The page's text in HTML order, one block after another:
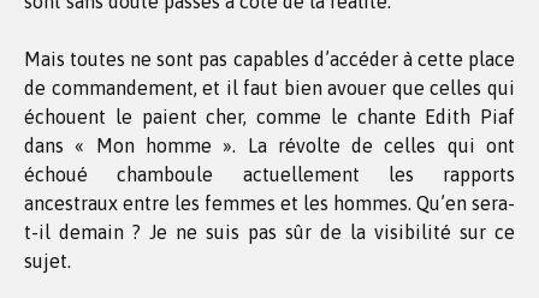
Mais toutes ne sont pas capables d’accéder à cette place
de commandement, et il faut bien avouer que celles qui
échouent le paient cher, comme le chante Edith Piaf
dans « Mon homme ». La révolte de celles qui ont
échoué chamboule actuellement les rapports
ancestraux entre les femmes et les hommes. Qu’en sera-
t-il demain ? Je ne suis pas sûr de la visibilité sur ce
sujet.